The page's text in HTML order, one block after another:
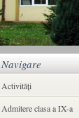
Navigare
Activități
Admitere clasa a IX-a